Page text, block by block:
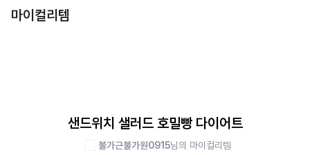
마이컬리템
샌드위치 샐러드 호밀빵 다이어트
불가근불가원0915님의 마이컬리템